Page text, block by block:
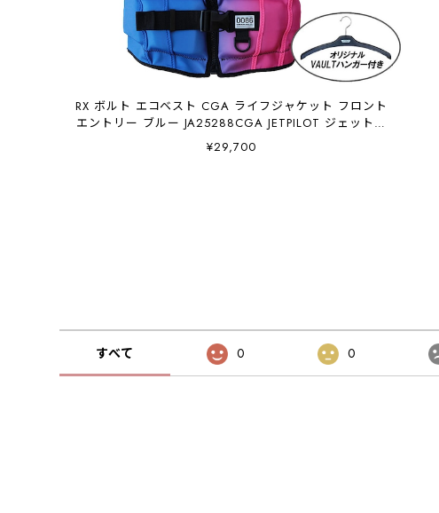
RX ボルト エコベスト CGA ライフジャケット フロント
エントリー ブルー JA25288CGA JETPILOT ジェットパ
イロット
¥29,700
すべて 0 0